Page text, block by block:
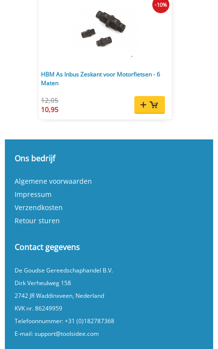
HBM As Inbus Zeskant voor Motorfietsen - 6
Maten
12,05
10,95
-10%
Ons bedrijf
Algemene voorwaarden
Impressum
Verzendkosten
Retour sturen
Contact gegevens
De Goudse Gereedschaphandel B.V.
Dirk Verheulweg 158
2742 JR Waddinxveen, Nederland
KVK nr. 86249959
Telefoonnummer:+31 (0)182787368
E-mail:support@toolsidee.com